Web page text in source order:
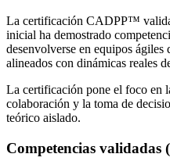
La certificación CADPP™
inicial ha demostrado
desenvolverse en equipos
alineados con dinámicas reales
La certificación pone el foco en
colaboración y la toma de
teórico aislado.
Competencias validadas